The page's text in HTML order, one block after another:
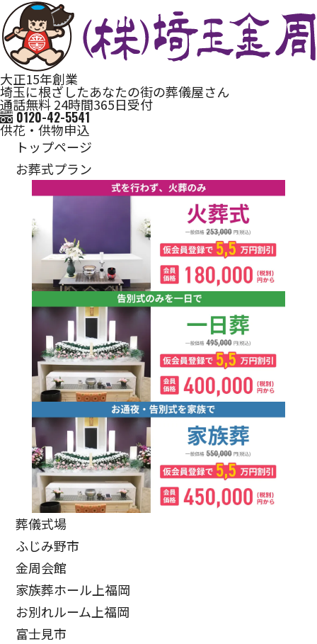
大正15年創業
埼玉に根ざしたあなたの街の葬儀屋さん
通話無料 24時間365日受付
0120-42-5541
供花・供物申込
トップページ
お葬式プラン
葬儀式場
ふじみ野市
金周会館
家族葬ホール上福岡
お別れルーム上福岡
富士見市